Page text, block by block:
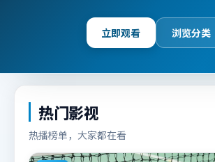
立即观看 浏览分类
热门影视
热播榜单，大家都在看